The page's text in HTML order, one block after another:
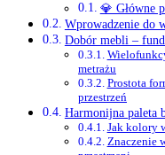
💎 Główne
Wprowadzenie do
Dobór mebli –
metrażu
Prostota
przestrzeń
Harmonijna paleta
Jak kolory
Znaczenie